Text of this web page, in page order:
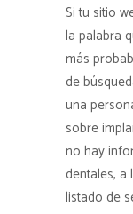
Si tu sitio
la palabra
más
de
una
sobre
no hay
dentales,
listado de